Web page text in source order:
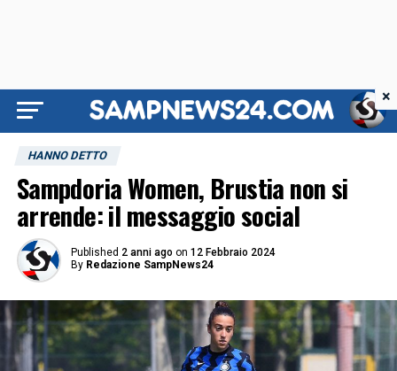
HANNO DETTO
Sampdoria Women, Brustia non si
arrende: il messaggio social
Published 2 anni ago on 12 Febbraio 2024
By Redazione SampNews24
×